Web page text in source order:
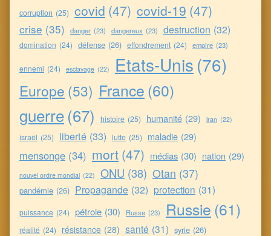
corruption (25) covid (47) covid-19 (47)
crise (35) danger (23) dangereux (23) destruction (32)
domination (24) défense (26) effondrement (24) empire (23)
ennemi (24) esclavage (22) Etats-Unis (76)
Europe (53) France (60)
guerre(67) histoire (25) humanité (29) iran (22)
israël (25) liberté (33) lutte (25) maladie (29)
mensonge (34) mort (47) médias (30) nation (29)
nouvel ordre mondial (22) ONU (38) Otan (37)
pandémie (26) Propagande (32) protection (31)
puissance (24) pétrole (30) Russe (23) Russie (61)
réalité (24) résistance (28) santé (31) syrie (26)